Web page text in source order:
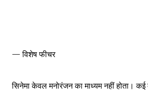
— विशेष फीचर
सिनेमा केवल मनोरंजन का माध्यम नहीं होता।